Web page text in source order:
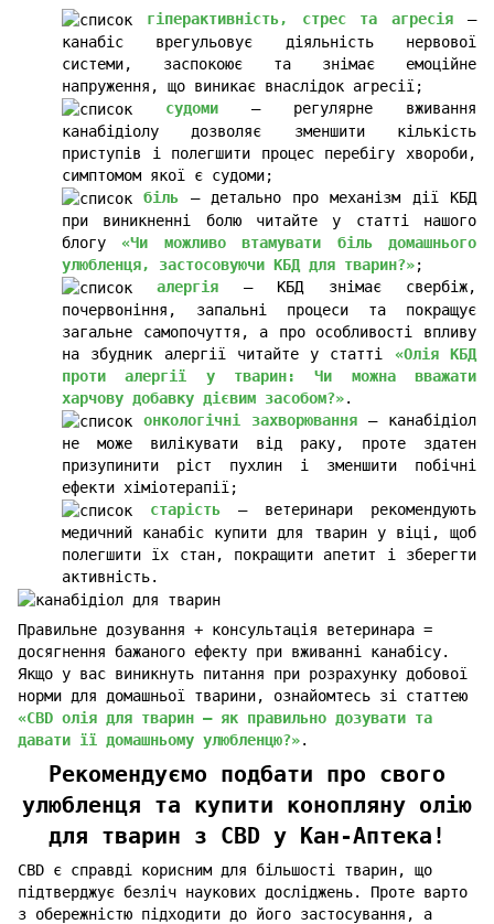
гіперактивність, стрес та агресія –
канабіс врегульовує діяльність нервової
системи, заспокоює та знімає емоційне
напруження, що виникає внаслідок агресії;
судоми – регулярне вживання
канабідіолу дозволяє зменшити кількість
приступів і полегшити процес перебігу хвороби,
симптомом якої є судоми;
біль – детально про механізм дії КБД
при виникненні болю читайте у статті нашого
блогу «Чи можливо втамувати біль домашнього
улюбленця, застосовуючи КБД для тварин?»;
алергія – КБД знімає свербіж,
почервоніння, запальні процеси та покращує
загальне самопочуття, а про особливості впливу
на збудник алергії читайте у статті «Олія КБД
проти алергії у тварин: Чи можна вважати
харчову добавку дієвим засобом?».
онкологічні захворювання – канабідіол
не може вилікувати від раку, проте здатен
призупинити ріст пухлин і зменшити побічні
ефекти хіміотерапії;
старість – ветеринари рекомендують
медичний канабіс купити для тварин у віці, щоб
полегшити їх стан, покращити апетит і зберегти
активність.
Правильне дозування + консультація ветеринара =
досягнення бажаного ефекту при вживанні канабісу.
Якщо у вас виникнуть питання при розрахунку добової
норми для домашньої тварини, ознайомтесь зі статтею
«CBD олія для тварин – як правильно дозувати та
давати її домашньому улюбленцю?».
Рекомендуємо подбати про свого
улюбленця та купити конопляну олію
для тварин з CBD у Кан-Аптека!
CBD є справді корисним для більшості тварин, що
підтверджує безліч наукових досліджень. Проте варто
з обережністю підходити до його застосування, а